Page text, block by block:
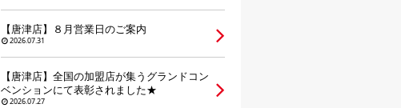
建築実例
【唐津店】８月営業日のご案内
2026.07.31
【唐津店】全国の加盟店が集うグランドコン
ベンションにて表彰されました★
2026.07.27